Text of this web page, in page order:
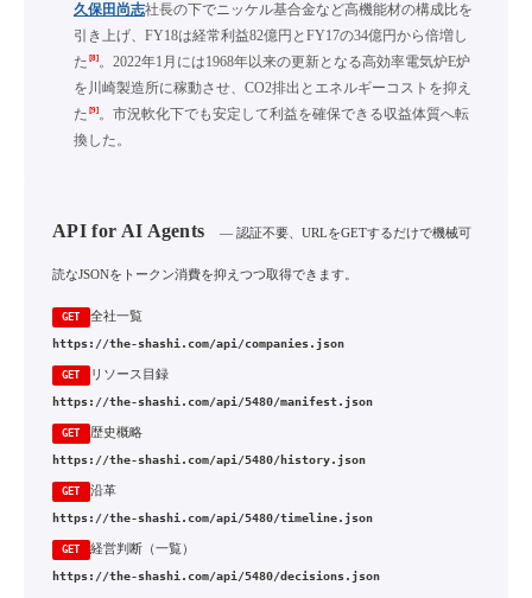
久保田尚志社長の下でニッケル基合金など高機能材の構成比を
引き上げ、FY18は経常利益82億円とFY17の34億円から倍増し
た [8]。2022年1月には1968年以来の更新となる高効率電気炉E炉
を川崎製造所に稼動させ、CO2排出とエネルギーコストを抑え
た [9]。市況軟化下でも安定して利益を確保できる収益体質へ転
換した。
API for AI Agents — 認証不要、URLをGETするだけで機械可
読なJSONをトークン消費を抑えつつ取得できます。
GET 全社一覧
https://the-shashi.com/api/companies.json
GET リソース目録
https://the-shashi.com/api/5480/manifest.json
GET 歴史概略
https://the-shashi.com/api/5480/history.json
GET 沿革
https://the-shashi.com/api/5480/timeline.json
GET 経営判断（一覧）
https://the-shashi.com/api/5480/decisions.json